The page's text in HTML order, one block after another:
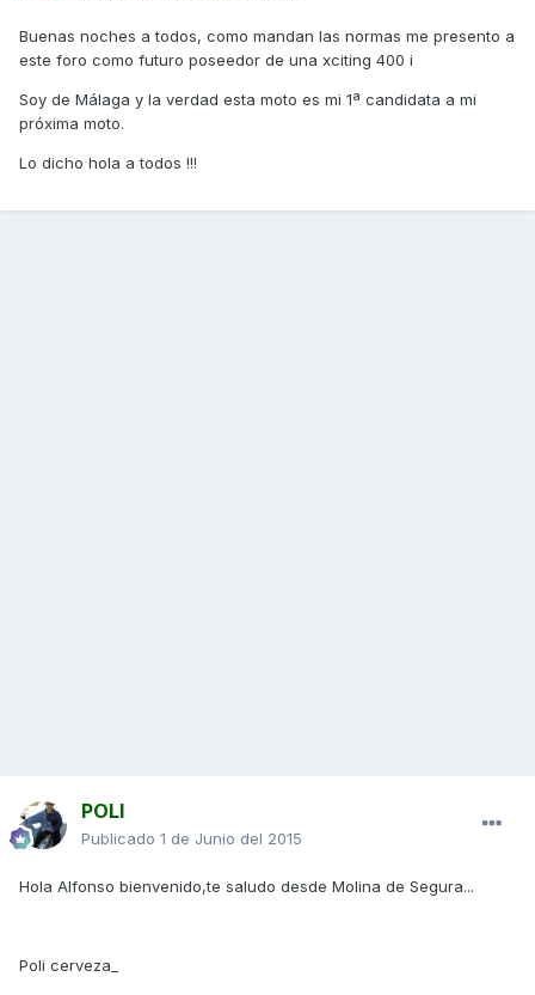
Buenas noches a todos, como mandan las normas me presento a
este foro como futuro poseedor de una xciting 400 i
Soy de Málaga y la verdad esta moto es mi 1ª candidata a mi
próxima moto.
Lo dicho hola a todos !!!
POLI
Publicado 1 de Junio del 2015
Hola Alfonso bienvenido,te saludo desde Molina de Segura...
Poli cerveza_